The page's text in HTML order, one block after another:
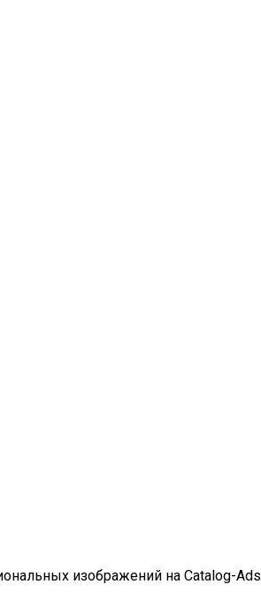
изображений на Catalog-